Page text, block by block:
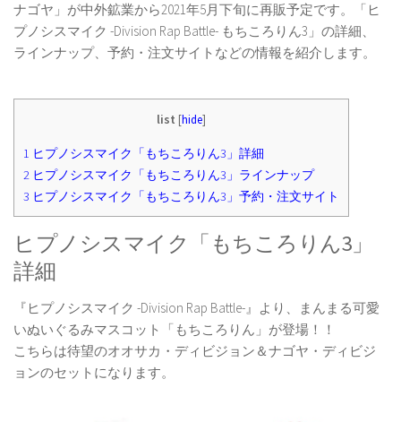
ナゴヤ」が中外鉱業から2021年5月下旬に再販予定です。「ヒ
プノシスマイク -Division Rap Battle- もちころりん3」の詳細、
ラインナップ、予約・注文サイトなどの情報を紹介します。
list [hide]
1 ヒプノシスマイク「もちころりん3」詳細
2 ヒプノシスマイク「もちころりん3」ラインナップ
3 ヒプノシスマイク「もちころりん3」予約・注文サイト
ヒプノシスマイク「もちころりん3」
詳細
『ヒプノシスマイク -Division Rap Battle-』より、まんまる可愛
いぬいぐるみマスコット「もちころりん」が登場！！
こちらは待望のオオサカ・ディビジョン＆ナゴヤ・ディビジ
ョンのセットになります。